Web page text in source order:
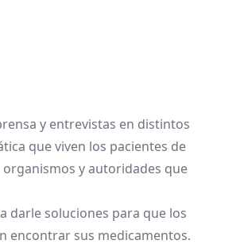
y entrevistas en distintos
que viven los pacientes de
y autoridades que
darle soluciones para que los
encontrar sus medicamentos.